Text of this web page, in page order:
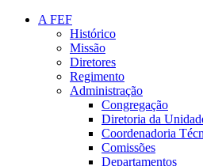
A FEF
Histórico
Missão
Diretores
Regimento
Administração
Congregação
Diretoria da
Coordenadoria
Comissões
Departamentos